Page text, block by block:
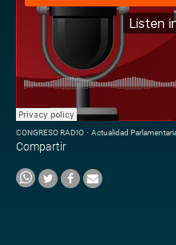
CONGRESO RADIO · Actualidad
Compartir